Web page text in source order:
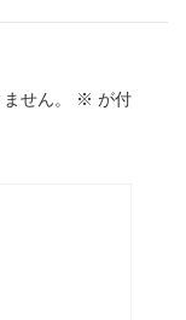
せん。 ※ が付